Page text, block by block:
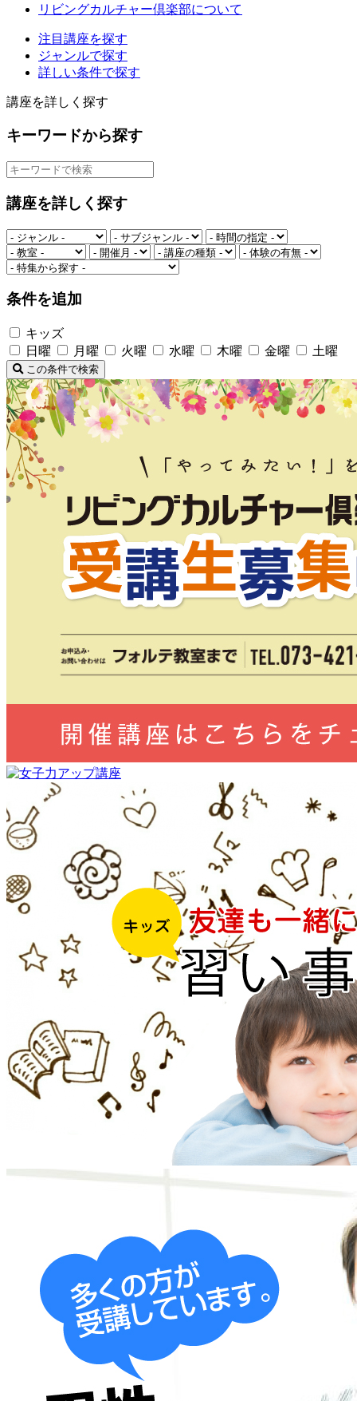
リビングカルチャー倶楽部について
注目講座を探す
ジャンルで探す
詳しい条件で探す
講座を詳しく探す
キーワードから探す
講座を詳しく探す
条件を追加
キッズ
日曜
月曜 火曜 水曜 木曜 金曜 土曜
この条件で検索